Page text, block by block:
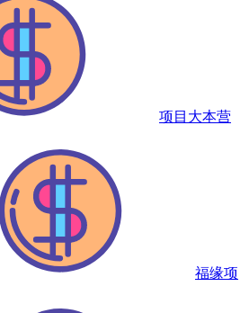
项目大本营
福缘项